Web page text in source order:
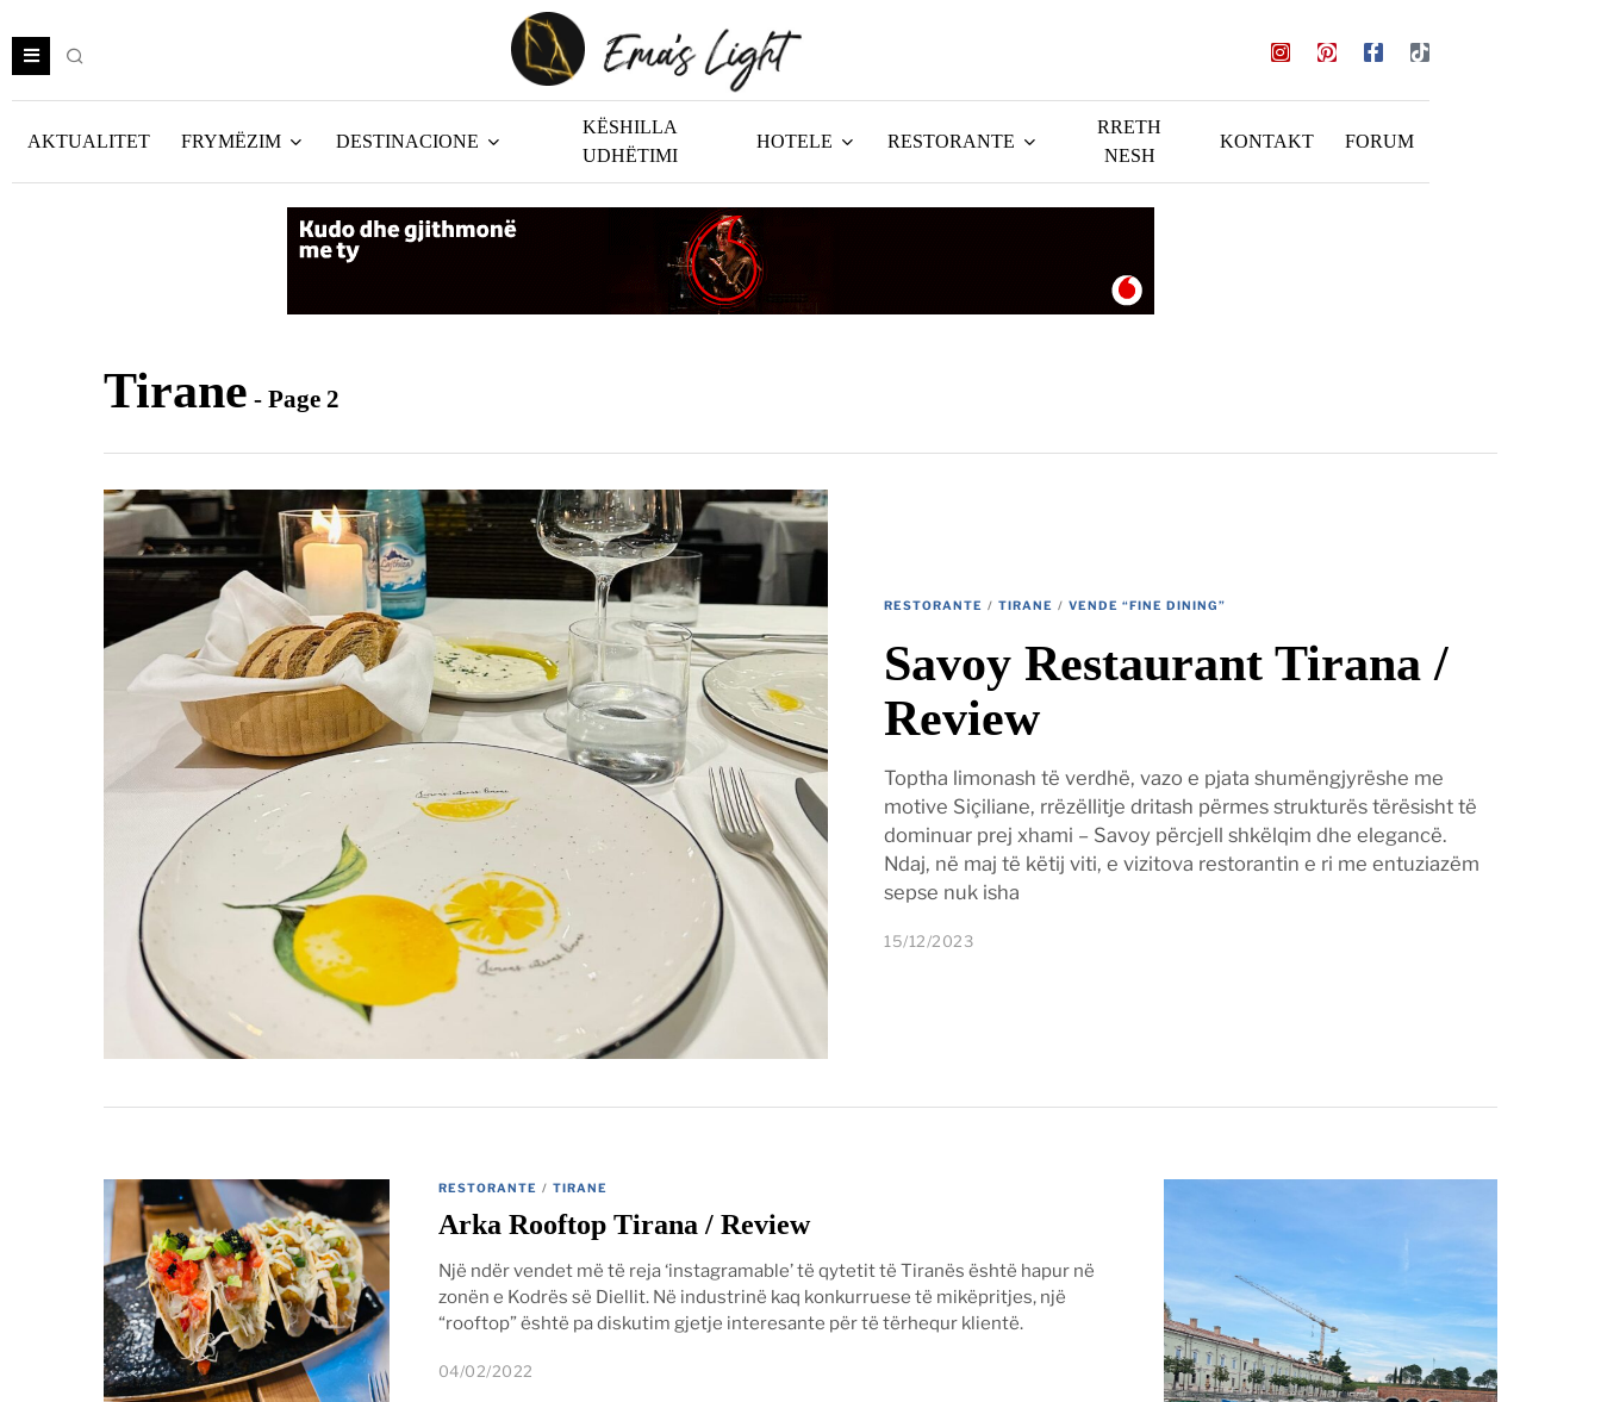
AKTUALITET FRYMËZIM DESTINACIONE
KËSHILLA
UDHËTIMI
HOTELE RESTORANTE
RRETH
NESH
KONTAKT FORUM
Tirane - Page 2
RESTORANTE / TIRANE / VENDE “FINE DINING”
Savoy Restaurant Tirana /
Review
Toptha limonash të verdhë, vazo e pjata shumëngjyrëshe me
motive Siçiliane, rrëzëllitje dritash përmes strukturës tërësisht të
dominuar prej xhami – Savoy përcjell shkëlqim dhe elegancë.
Ndaj, në maj të këtij viti, e vizitova restorantin e ri me entuziazëm
sepse nuk isha
15/12/2023
RESTORANTE / TIRANE
Arka Rooftop Tirana / Review
Një ndër vendet më të reja ‘instagramable’ të qytetit të Tiranës është hapur në
zonën e Kodrës së Diellit. Në industrinë kaq konkurruese të mikëpritjes, një
“rooftop” është pa diskutim gjetje interesante për të tërhequr klientë.
04/02/2022